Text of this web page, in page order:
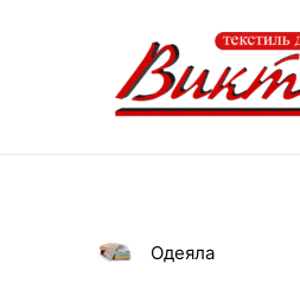
Одеяла